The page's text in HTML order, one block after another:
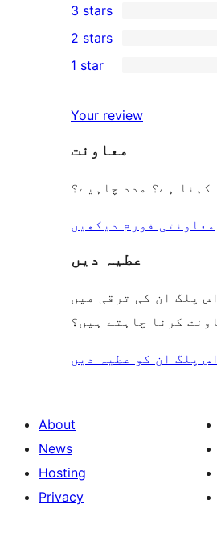
star
reviews
4-
star
reviews
0
3-
star
3 stars
2-
reviews
2 stars
star
reviews
1 star
Your review
معاونت
کہنا ہے؟ مدد چاہیے؟
معاونتی فورم دیکھیں
عطیہ دیں
پلگ ان کی ترقی میں
کرنا چاہتے ہیں؟
اس پلگ ان کو عطیہ دیں
About
News
Hosting
Privacy